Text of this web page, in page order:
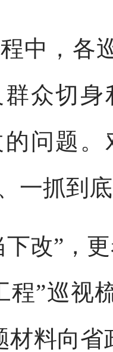
，各巡
众切
问题
一抓到
”，更
程”巡视
材料向